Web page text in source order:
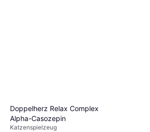
Doppelherz Relax Complex
Alpha-Casozepin
Katzenspielzeug